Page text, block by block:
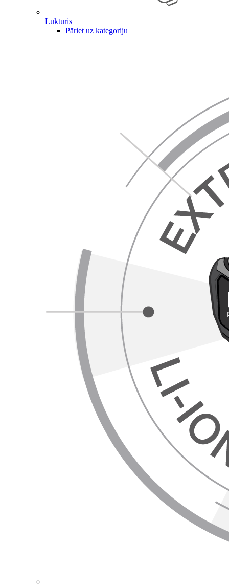
Lukturis
Pāriet uz kategoriju